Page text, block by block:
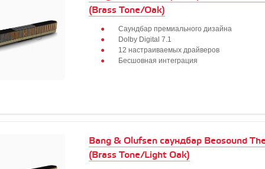
(Brass Tone/Oak)
Саундбар премиального дизайна
Dolby Digital 7.1
12 настраиваемых драйверов
Бесшовная интеграция
Bang & Olufsen саундбар Beosound
(Brass Tone/Light Oak)